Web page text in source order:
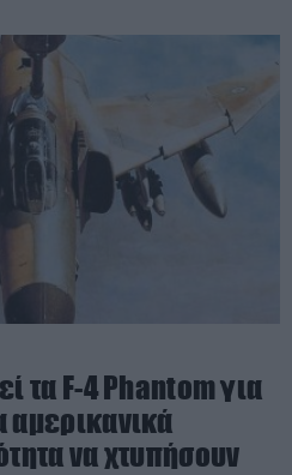
τα F-4 Phantom για
αμερικανικά
να χτυπήσουν